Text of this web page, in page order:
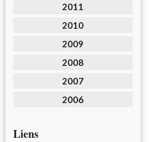
2011
2010
2009
2008
2007
2006
Liens